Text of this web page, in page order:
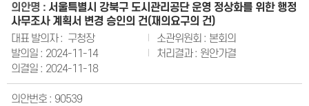
서울특별시 강북구 도시관리공단 운영 정상화를 위한 행정
사무조사 계획서 변경 승인의 건(재의요구의 건)
구청장
본회의
2024-11-14
원안가결
2024-11-18
90539